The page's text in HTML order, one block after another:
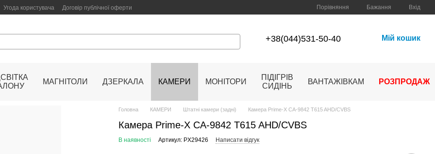
Угода користувача Договір публічної оферти Порівняння Бажання Вхід
+38(044)531-50-40 Мій кошик
МАГНІТОЛИ ДЗЕРКАЛА КАМЕРИ МОНІТОРИ
ПІДІГРІВ
СИДІНЬ
ВАНТАЖІВКАМ РОЗПРОДАЖ
Головна КАМЕРИ Штатні камери (задні) Камера Prime-X CA-9842 T615 AHD/CVBS
Камера Prime-X CA-9842 T615 AHD/CVBS
В наявності Артикул: PX29426 Написати відгук